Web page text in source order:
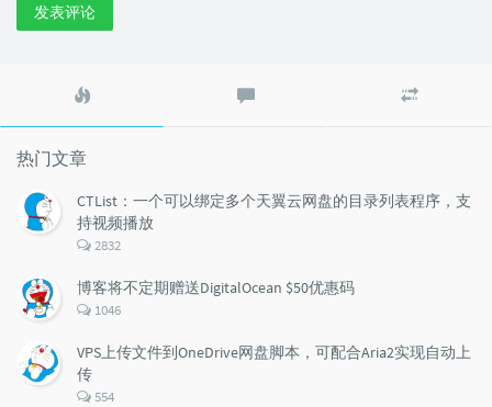
发表评论
文
评
文
热门文章
CTList：一个可以绑定多个天翼云网盘的目录列表程序，支
持视频播放
评
数：
2832
博客将不定期赠送DigitalOcean $50优惠码
评
数：
1046
VPS上传文件到OneDrive网盘脚本，可配合Aria2实现自动上
传
评
554